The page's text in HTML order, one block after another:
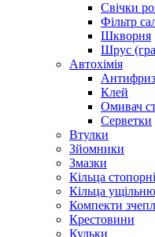
Свічки
Фільтр
Шкворня
Шрус
Автохімія
Антифриз
Клей
Омивач
Серветки
Втулки
Зйомники
Змазки
Кільца стопорні
Кільца
Компекти
Крестовини
Кульки